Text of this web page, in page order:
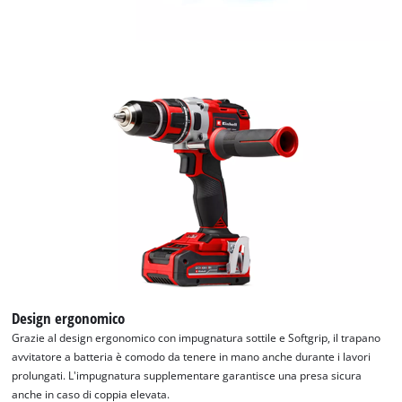
Design ergonomico
Grazie al design ergonomico con impugnatura sottile e Softgrip, il trapano
avvitatore a batteria è comodo da tenere in mano anche durante i lavori
prolungati. L'impugnatura supplementare garantisce una presa sicura
anche in caso di coppia elevata.